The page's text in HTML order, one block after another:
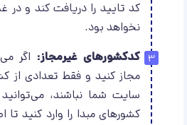
کد تایید را دریافت کند و در
نخواهد بود.
کدکشورهای غیرمجاز: اگر
مجاز کنید و فقط تعدادی از
سایت شما نباشند،
کشور‌های مبدا را وارد کنید